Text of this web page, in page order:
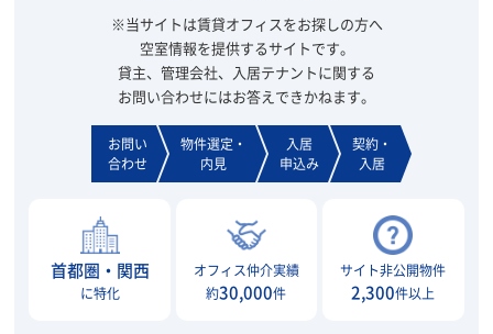
※当サイトは賃貸オフィスをお探しの方へ
空室情報を提供するサイトです。
貸主、管理会社、入居テナントに関する
お問い合わせにはお答えできかねます。
お問い
合わせ
物件選定・
内見
入居
申込み
契約・
入居
首都圏・関西
に特化
オフィス仲介実績
約30,000件
サイト非公開物件
2,300件以上